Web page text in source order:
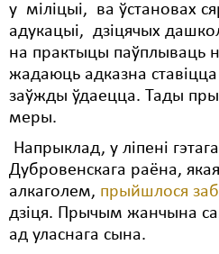
у міліцыі, ва ўстановах
адукацыі, дзіцячых
на практыцы паўплываць
жадаюць адказна
заўжды ўдаецца. Тады
меры.
Напрыклад, у ліпені
Дубровенскага раёна,
алкаголем, прыйшлося
дзіця. Прычым жанчына
ад уласнага сына.
Экалёгія
Правы працоўных
Сацыяльныя правы